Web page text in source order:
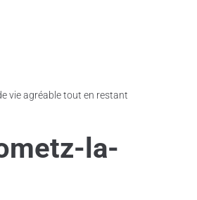
vie agréable tout en restant
la-